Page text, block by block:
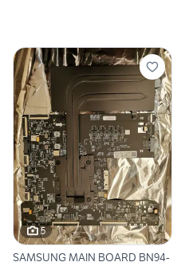
5
SAMSUNG MAIN BOARD BN94-